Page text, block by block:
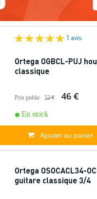
1 avis
Ortega OGBCL-PUJ
classique
Prix public 52 € 46 €
En stock
Ajouter au panier
Ortega OSOCACL34-
guitare classique 3/4